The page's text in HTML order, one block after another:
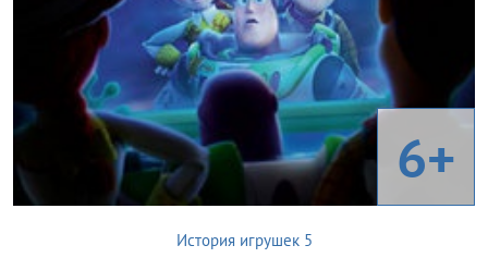
6+
История игрушек 5